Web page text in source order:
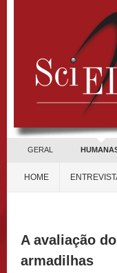
GERAL
HOME
A avaliação
armadilhas